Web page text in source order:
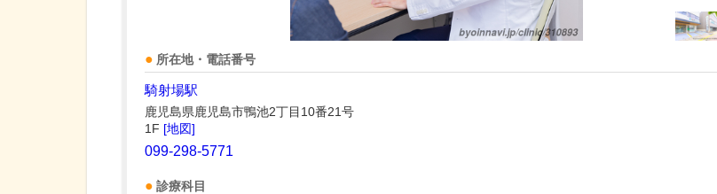
所在地・電話番号
騎射場駅
鹿児島県鹿児島市鴨池2丁目10番21号
1F [地図]
099-298-5771
診療科目